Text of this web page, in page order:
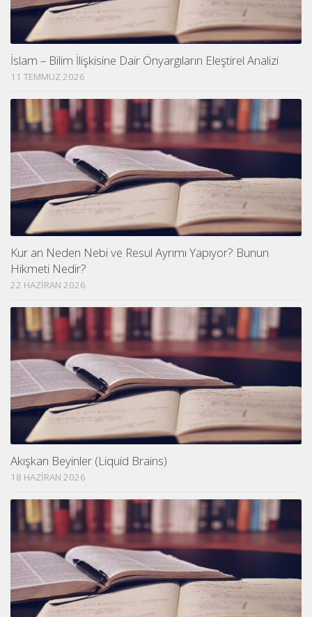
İslam – Bilim İlişkisine Dair Önyargıların Eleştirel Analizi
11 TEMMUZ 2026
Kur an Neden Nebi ve Resul Ayrımı Yapıyor? Bunun
Hikmeti Nedir?
22 HAZIRAN 2026
Akışkan Beyinler (Liquid Brains)
18 HAZIRAN 2026